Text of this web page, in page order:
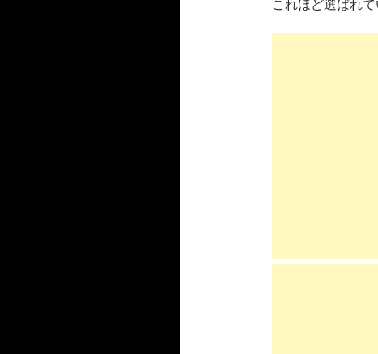
これほど選ばれて